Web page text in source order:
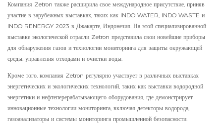
Компания Zetron также расширила свое международное присутствие, приняв
участие в зарубежных выставках, таких как INDO WATER, INDO WASTE и
INDO RENERGY 2023 в Джакарте, Индонезия. На этой специализированной
выставке экологической отрасли Zetron представила свои новейшие приборы
для обнаружения газов и технологии мониторинга для защиты окружающей
среды, управления отходами и очистки воды.
Кроме того, компания Zetron регулярно участвует в различных выставках
энергетических и экологических технологий, таких как выставки водородной
энергетики и нефтеперерабатывающего оборудования, где демонстрирует
инновационные технологии мониторинга, включая детекторы водорода,
газоанализаторы и системы мониторинга промышленной безопасности.